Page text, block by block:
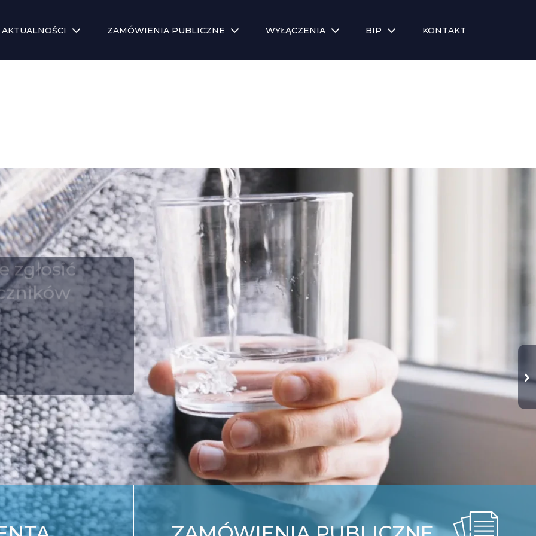
AKTUALNOŚCI ZAMÓWIENIA PUBLICZNE WYŁĄCZENIA BIP KONTAKT
zgłosić